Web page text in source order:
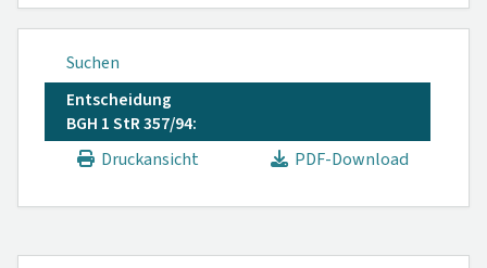
Suchen
Entscheidung
BGH 1 StR 357/94:
Druckansicht
PDF-Download